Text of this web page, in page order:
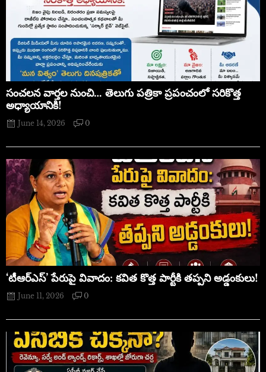
సంచలన వార్తల నుంచి… తెలుగు పత్రికా ప్రపంచంలో సరికొత్త
అధ్యాయానికి!
June 14, 2026 0
‘టీఆర్ఎస్’ పేరుపై వివాదం: కవిత కొత్త పార్టీకి తప్పని అడ్డంకులు!
June 11, 2026 0